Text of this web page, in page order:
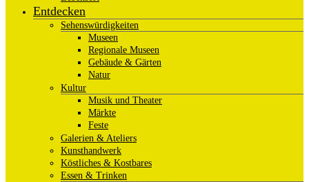
Entdecken
Sehenswürdigkeiten
Museen
Regionale Museen
Gebäude & Gärten
Natur
Kultur
Musik und Theater
Märkte
Feste
Galerien & Ateliers
Kunsthandwerk
Köstliches & Kostbares
Essen & Trinken